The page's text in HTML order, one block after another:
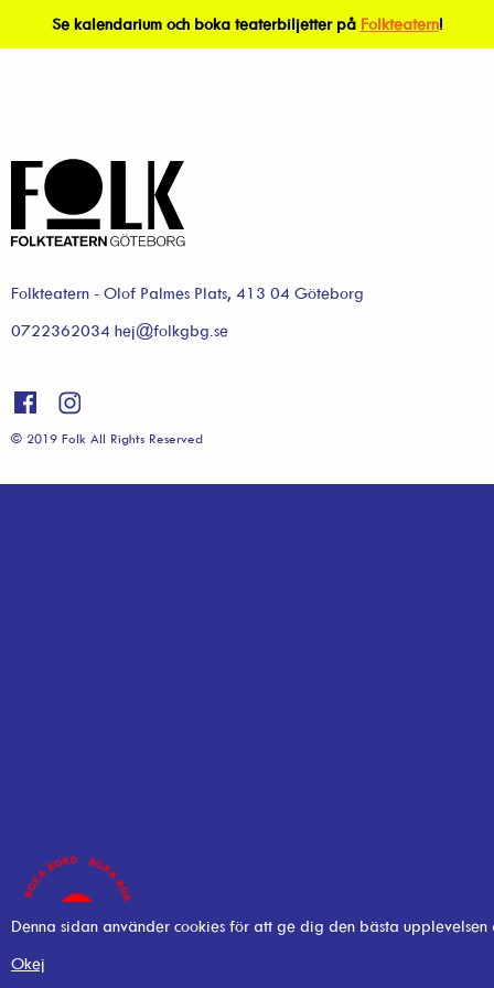
Se kalendarium och boka teaterbiljetter på Folkteatern!
Folkteatern - Olof Palmes Plats, 413 04 Göteborg
0722362034 hej@folkgbg.se
© 2019 Folk All Rights Reserved
Denna sidan använder cookies för att ge dig den bästa
Okej